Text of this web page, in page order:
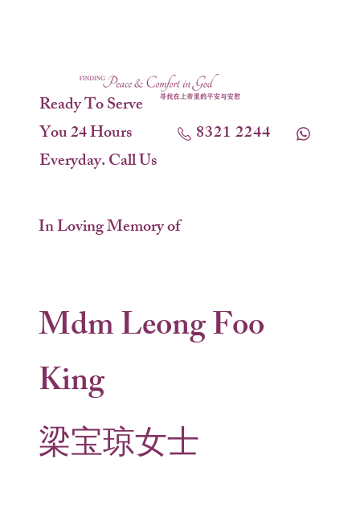
Ready To Serve
You 24 Hours
Everyday. Call Us
8321 2244
In Loving Memory of
Mdm Leong Foo
King
梁宝琼女士